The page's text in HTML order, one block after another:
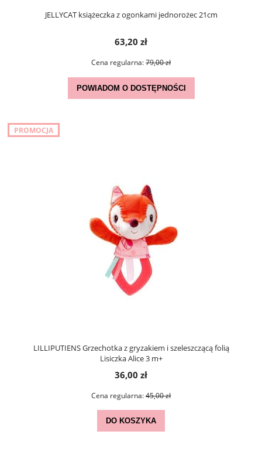
JELLYCAT książeczka z ogonkami jednorożec 21cm
63,20 zł
Cena regularna:79,00 zł
POWIADOM O DOSTĘPNOŚCI
LILLIPUTIENS Grzechotka z gryzakiem i szeleszczącą folią
Lisiczka Alice 3 m+
36,00 zł
Cena regularna:45,00 zł
DO KOSZYKA
PROMOCJA